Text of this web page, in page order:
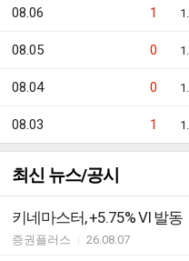
08.06 1
08.05 0
08.04 0
08.03 1
최신 뉴스/공시
키네마스터, +5.75% VI 발동
증권플러스 26.08.07